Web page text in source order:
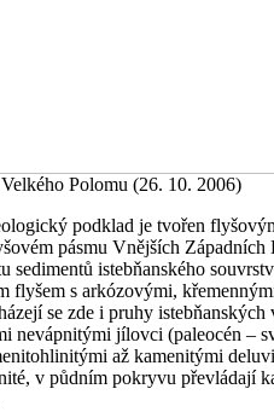
Polomu (26. 10. 2006)
podklad je tvořen
pásmu Vnějších
sedimentů istebňanského
flyšem s arkózovými,
se zde i pruhy
nevápnitými jílovci (paleocén –
až kamenitými
v půdním pokryvu převládají